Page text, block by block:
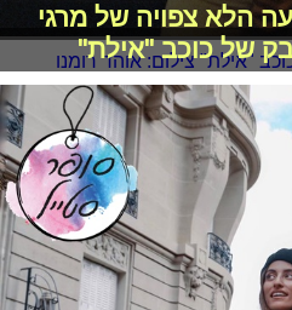
הלא צפויה של מרגי
של כוכב "אילת"